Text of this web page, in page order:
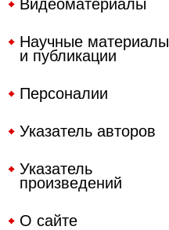
Видеоматериалы
Научные материалы
и публикации
Персоналии
Указатель авторов
Указатель
произведений
О сайте